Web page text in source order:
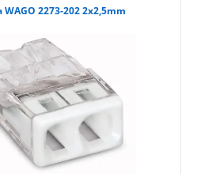
WAGO 2273-202 2x2,5mm